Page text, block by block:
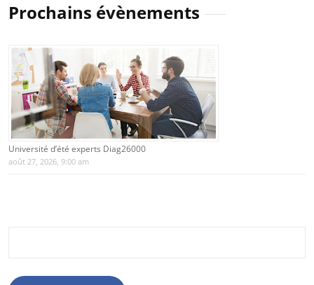
Prochains évènements
Université d’été experts Diag26000
août 27, 2026, 9:00 am